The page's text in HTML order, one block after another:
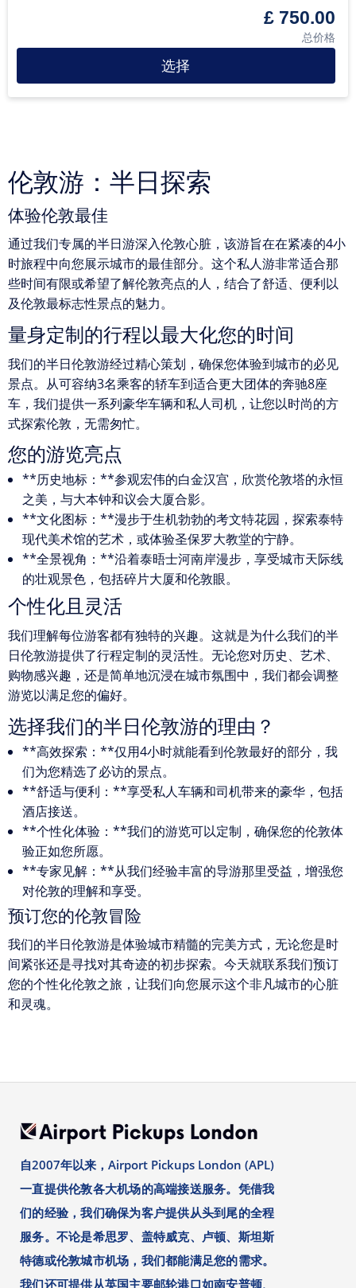
£ 750.00
总价格
选择
伦敦游：半日探索
体验伦敦最佳
通过我们专属的半日游深入伦敦心脏，该游旨在在紧凑的4小
时旅程中向您展示城市的最佳部分。这个私人游非常适合那
些时间有限或希望了解伦敦亮点的人，结合了舒适、便利以
及伦敦最标志性景点的魅力。
量身定制的行程以最大化您的时间
我们的半日伦敦游经过精心策划，确保您体验到城市的必见
景点。从可容纳3名乘客的轿车到适合更大团体的奔驰8座
车，我们提供一系列豪华车辆和私人司机，让您以时尚的方
式探索伦敦，无需匆忙。
您的游览亮点
**历史地标：**参观宏伟的白金汉宫，欣赏伦敦塔的永恒
之美，与大本钟和议会大厦合影。
**文化图标：**漫步于生机勃勃的考文特花园，探索泰特
现代美术馆的艺术，或体验圣保罗大教堂的宁静。
**全景视角：**沿着泰晤士河南岸漫步，享受城市天际线
的壮观景色，包括碎片大厦和伦敦眼。
个性化且灵活
我们理解每位游客都有独特的兴趣。这就是为什么我们的半
日伦敦游提供了行程定制的灵活性。无论您对历史、艺术、
购物感兴趣，还是简单地沉浸在城市氛围中，我们都会调整
游览以满足您的偏好。
选择我们的半日伦敦游的理由？
**高效探索：**仅用4小时就能看到伦敦最好的部分，我
们为您精选了必访的景点。
**舒适与便利：**享受私人车辆和司机带来的豪华，包括
酒店接送。
**个性化体验：**我们的游览可以定制，确保您的伦敦体
验正如您所愿。
**专家见解：**从我们经验丰富的导游那里受益，增强您
对伦敦的理解和享受。
预订您的伦敦冒险
我们的半日伦敦游是体验城市精髓的完美方式，无论您是时
间紧张还是寻找对其奇迹的初步探索。今天就联系我们预订
您的个性化伦敦之旅，让我们向您展示这个非凡城市的心脏
和灵魂。
自2007年以来，Airport Pickups London (APL)
一直提供伦敦各大机场的高端接送服务。凭借我
们的经验，我们确保为客户提供从头到尾的全程
服务。不论是希思罗、盖特威克、卢顿、斯坦斯
特德或伦敦城市机场，我们都能满足您的需求。
我们还可提供从英国主要邮轮港口如南安普顿、